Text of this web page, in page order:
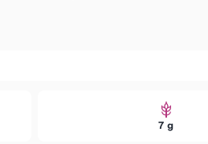
7 g